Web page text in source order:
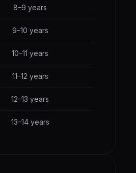
8–9 years
9–10 years
10–11 years
11–12 years
12–13 years
13–14 years